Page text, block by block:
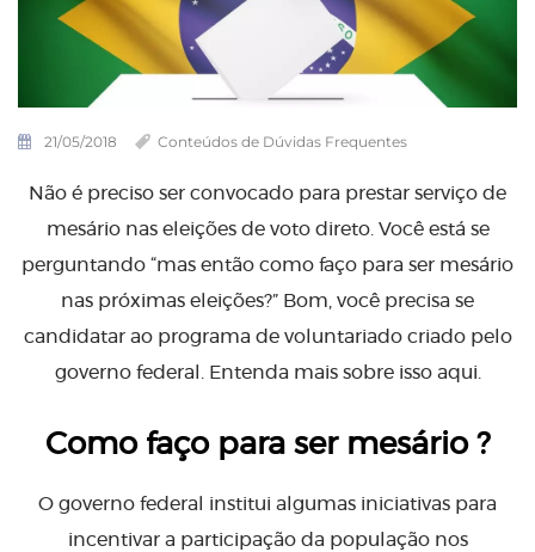
21/05/2018 Conteúdos de Dúvidas Frequentes
Não é preciso ser convocado para prestar serviço de
mesário nas eleições de voto direto. Você está se
perguntando “mas então como faço para ser mesário
nas próximas eleições?” Bom, você precisa se
candidatar ao programa de voluntariado criado pelo
governo federal. Entenda mais sobre isso aqui.
Como faço para ser mesário ?
O governo federal institui algumas iniciativas para
incentivar a participação da população nos